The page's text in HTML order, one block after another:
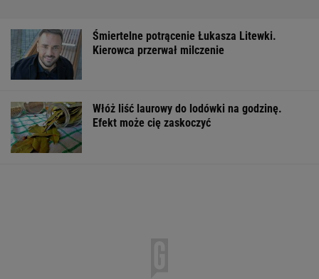
Śmiertelne potrącenie Łukasza Litewki.
Kierowca przerwał milczenie
Włóż liść laurowy do lodówki na godzinę.
Efekt może cię zaskoczyć